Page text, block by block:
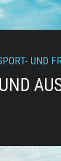
UND